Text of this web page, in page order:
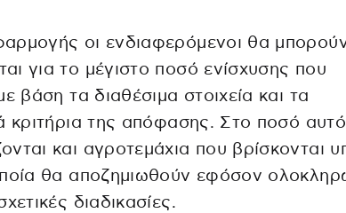
οι ενδιαφερόμενοι θα
για το μέγιστο ποσό ενίσχυσης που
βάση τα διαθέσιμα στοιχεία και τα
κριτήρια της απόφασης. Στο ποσό αυτό
και αγροτεμάχια που βρίσκονται
θα αποζημιωθούν εφόσον
διαδικασίες.